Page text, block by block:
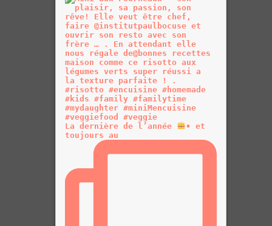
La dernière de l’année
• et
toujours au